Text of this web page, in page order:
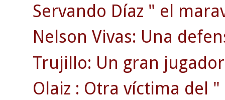
Servando Díaz " el
Nelson Vivas: Una
Trujillo: Un gran
Olaiz : Otra víctima del